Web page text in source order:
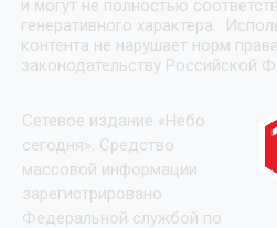
и могут не полностью
генеративного характера.
контента не нарушает норм
законодательству Российской
Сетевое издание «Небо
сегодня». Средство
массовой информации
зарегистрировано
Федеральной службой по